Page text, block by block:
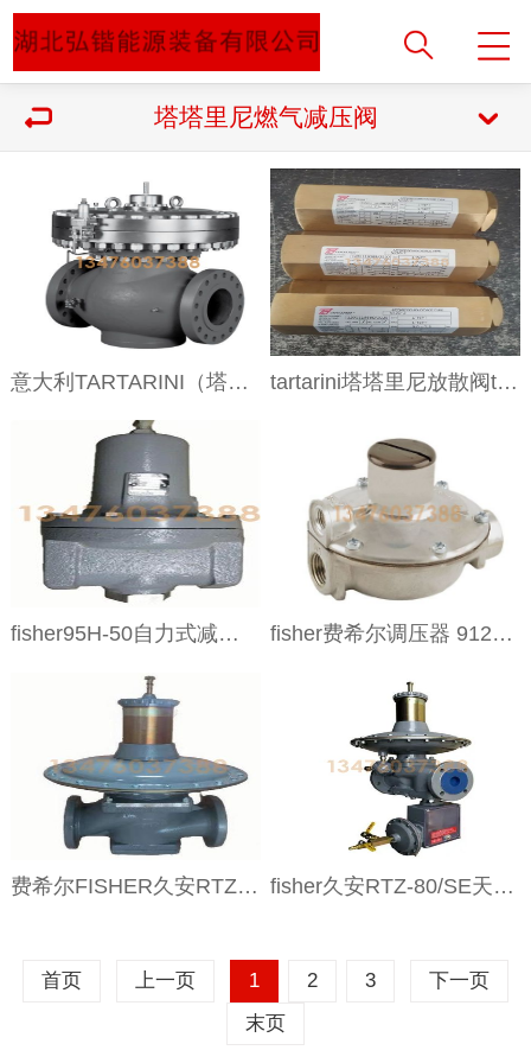
塔塔里尼燃气减压阀
意大利TARTARINI（塔塔里尼）971 维修包，膜片调压器阀口垫 tartarini塔塔里尼放散阀tartarini V20-2
fisher95H-50自力式减压阀 fisher费希尔调压器 912N-112
费希尔FISHER久安RTZ-50FVH调压阀 fisher久安RTZ-80/SE天然气减压阀
首页 上一页 1 2 3
下一页
末页